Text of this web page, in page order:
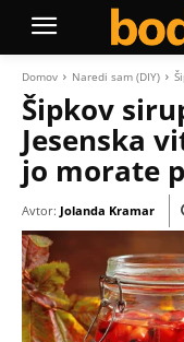
Domov Naredi sam (DIY)
Šipkov
Jesenska
jo morate
Avtor: Jolanda Kramar